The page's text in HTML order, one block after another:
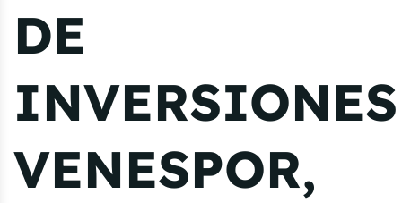
DE
INVERSIONES
VENESPOR,